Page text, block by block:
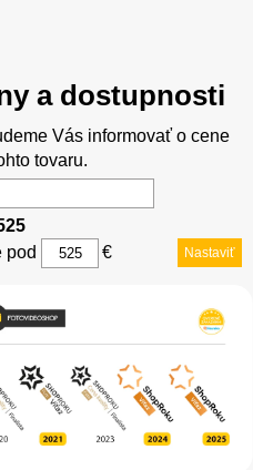
a dostupnosti
Vás informovať o cene
tovaru.
pod
€ Nastaviť